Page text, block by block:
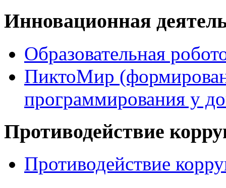
Инновационная
Образовательная
ПиктоМир
программирования у
Противодействие
Противодействие